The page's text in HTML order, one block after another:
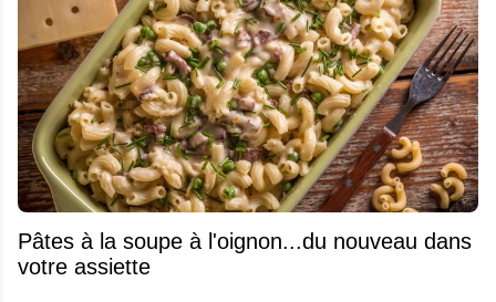
Pâtes à la soupe à l'oignon...du nouveau dans
votre assiette